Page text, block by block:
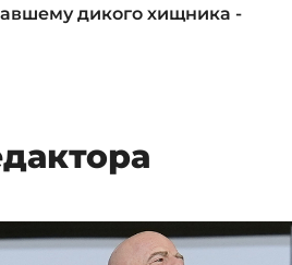
дикого хищника -